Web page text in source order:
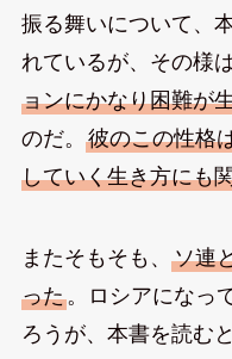
振る舞いについて、
れているが、その様は
ョンにかなり困難が
のだ。 彼のこの性格
していく生き方にも
またそもそも、 ソ連
った。ロシアになっ
ろうが、本書を読むと